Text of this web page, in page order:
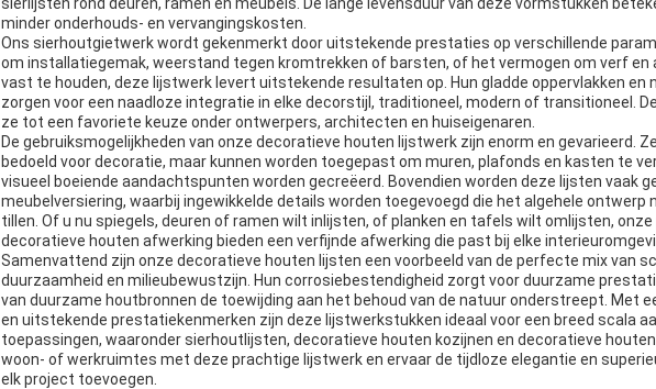
minder onderhouds- en vervangingskosten.
Ons sierhoutgietwerk wordt gekenmerkt door uitstekende prestaties op verschillende
om installatiegemak, weerstand tegen kromtrekken of barsten, of het vermogen om verf
vast te houden, deze lijstwerk levert uitstekende resultaten op. Hun gladde oppervlakken en
zorgen voor een naadloze integratie in elke decorstijl, traditioneel, modern of transitioneel.
ze tot een favoriete keuze onder ontwerpers, architecten en huiseigenaren.
De gebruiksmogelijkheden van onze decoratieve houten lijstwerk zijn enorm en gevarieerd.
bedoeld voor decoratie, maar kunnen worden toegepast om muren, plafonds en kasten te
visueel boeiende aandachtspunten worden gecreëerd. Bovendien worden deze lijsten vaak
meubelversiering, waarbij ingewikkelde details worden toegevoegd die het algehele ontwerp
tillen. Of u nu spiegels, deuren of ramen wilt inlijsten, of planken en tafels wilt omlijsten,
decoratieve houten afwerking bieden een verfijnde afwerking die past bij elke
Samenvattend zijn onze decoratieve houten lijsten een voorbeeld van de perfecte mix van
duurzaamheid en milieubewustzijn. Hun corrosiebestendigheid zorgt voor duurzame
van duurzame houtbronnen de toewijding aan het behoud van de natuur onderstreept. Met
en uitstekende prestatiekenmerken zijn deze lijstwerkstukken ideaal voor een breed scala
toepassingen, waaronder sierhoutlijsten, decoratieve houten kozijnen en decoratieve
woon- of werkruimtes met deze prachtige lijstwerk en ervaar de tijdloze elegantie en
elk project toevoegen.